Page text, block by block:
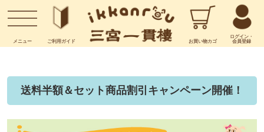
メニュー ご利用 ガイド お買い物カゴ
ログイン・
会員登録
お問い合わせ
送料半額＆セット商品割引キャンペーン開催！